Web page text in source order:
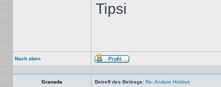
Tipsi
Nach oben
Profil
Granada Betreff des Beitrags: Re: Andere Hobbys